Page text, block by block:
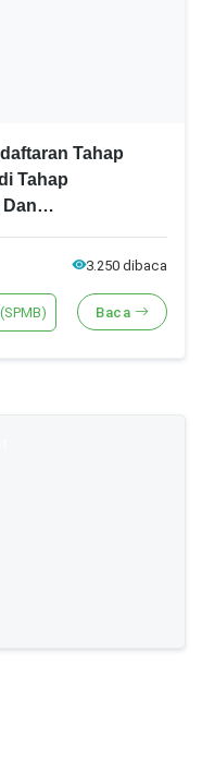
Tahap
Tahap
3.250 dibaca
Baca